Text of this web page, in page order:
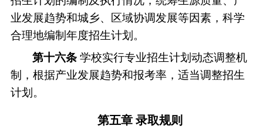
业发展趋势和城乡、区域协调发展等因素，科学
合理地编制年度招生计划。
第十六条 学校实行专业招生计划动态调整机
制，根据产业发展趋势和报考率，适当调整招生
计划 。
第五章 录取规则